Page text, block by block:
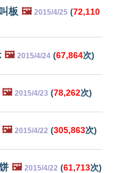
板 🖼️ 2015/4/25 (72,110
🖼️ 2015/4/24 (67,864次)
🖼️ 2015/4/23 (78,262次)
🖼️ 2015/4/22 (305,863次)
🖼️ 2015/4/22 (61,713次)